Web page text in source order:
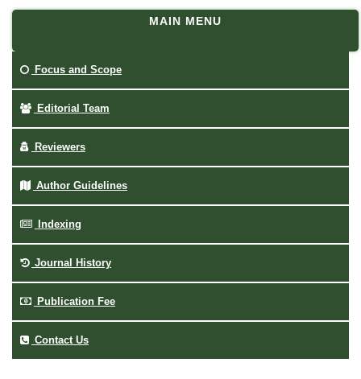
MAIN MENU
Focus and Scope
Editorial Team
Reviewers
Author Guidelines
Indexing
Journal History
Publication Fee
Contact Us